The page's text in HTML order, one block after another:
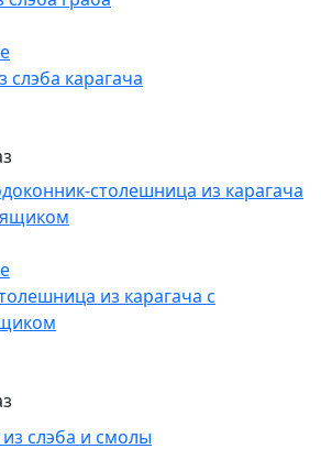
слэба карагача
из карагача с